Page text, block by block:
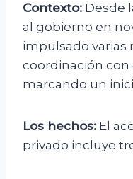
Contexto: Desde
al gobierno en
impulsado varias
coordinación con
marcando un
Los hechos: El
privado incluye